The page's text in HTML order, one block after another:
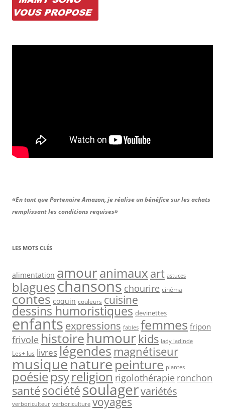
«En tant que Partenaire Amazon, je réalise un bénéfice sur les achats
remplissant les conditions requises»
LES MOTS CLÉS
alimentation amouranimaux art astuces
blagueschansons chourire cinéma
contes coquin couleurs cuisine
dessins humoristiques devinettes
enfantsexpressions fables femmes fripon
frivole histoire humour kids lady ladinde
Les+ lus livreslégendes magnétiseur
musiquenature peinture plantes
poésiepsyreligion rigolothérapie ronchon
santésociétésoulagervariétés
verboriculteur verboriculture voyages